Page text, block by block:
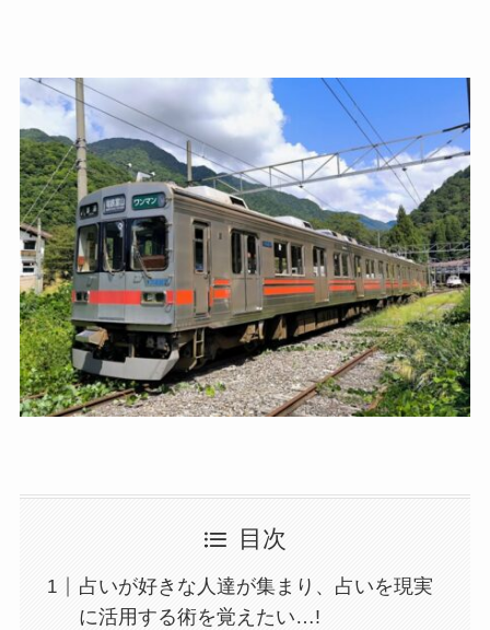
目次
占いが好きな人達が集まり、占いを現実
に活用する術を覚えたい…!